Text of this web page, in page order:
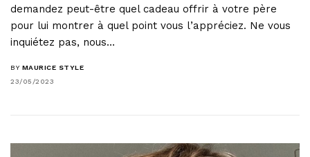
demandez peut-être quel cadeau offrir à votre père
pour lui montrer à quel point vous l’appréciez. Ne vous
inquiétez pas, nous…
BY MAURICE STYLE
23/05/2023